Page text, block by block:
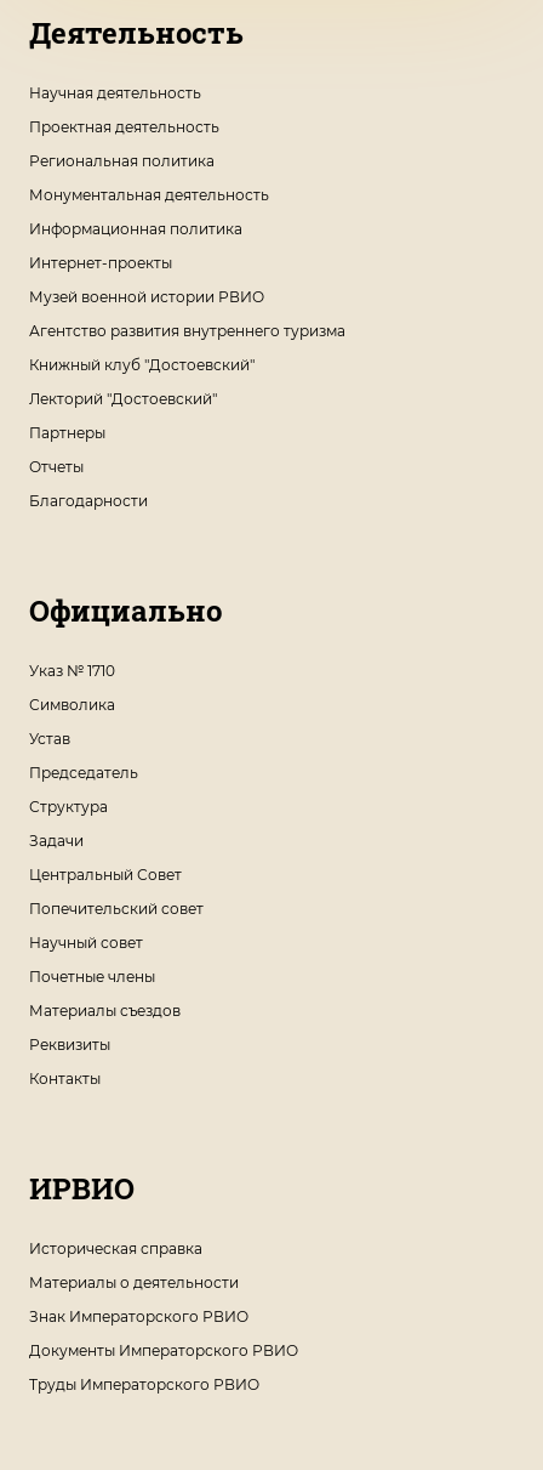
Деятельность
Научная деятельность
Проектная деятельность
Региональная политика
Монументальная деятельность
Информационная политика
Интернет-проекты
Музей военной истории РВИО
Агентство развития внутреннего туризма
Книжный клуб "Достоевский"
Лекторий "Достоевский"
Партнеры
Отчеты
Благодарности
Официально
Указ № 1710
Символика
Устав
Председатель
Структура
Задачи
Центральный Совет
Попечительский совет
Научный совет
Почетные члены
Материалы съездов
Реквизиты
Контакты
ИРВИО
Историческая справка
Материалы о деятельности
Знак Императорского РВИО
Документы Императорского РВИО
Труды Императорского РВИО